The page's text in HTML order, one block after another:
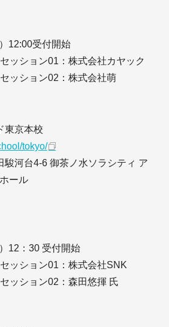
12:00受付開始
ッション01：株式会社カヤック
ッション02：株式会社萌
東京本校
tokyo/
駿河台4-6 御茶ノ水ソラシティ ア
ール
12：30 受付開始
ッション01：株式会社SNK
ッション02：森田悠揮 氏